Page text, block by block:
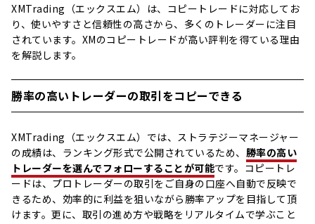
XMTrading（エックスエム）は、コピートレードに対応してお
り、使いやすさと信頼性の高さから、多くのトレーダーに注目
されています。XMのコピートレードが高い評判を得ている理由
を解説します。
勝率の高いトレーダーの取引をコピーできる
XMTrading（エックスエム）では、ストラテジーマネージャー
の成績は、ランキング形式で公開されているため、 勝率の高い
トレーダーを選んでフォローすることが可能です。コピートレ
ードは、プロトレーダーの取引をご自身の口座へ自動で反映で
きるため、効率的に利益を狙いながら勝率アップを目指して頂
けます。更に、取引の進め方や戦略をリアルタイムで学ぶこと